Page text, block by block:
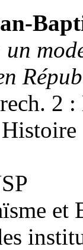
2
et